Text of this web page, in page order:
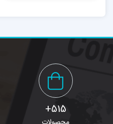
515+